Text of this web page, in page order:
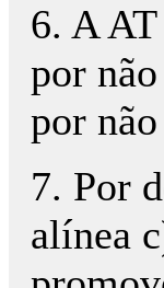
6. A
por
por
7. Por
alínea